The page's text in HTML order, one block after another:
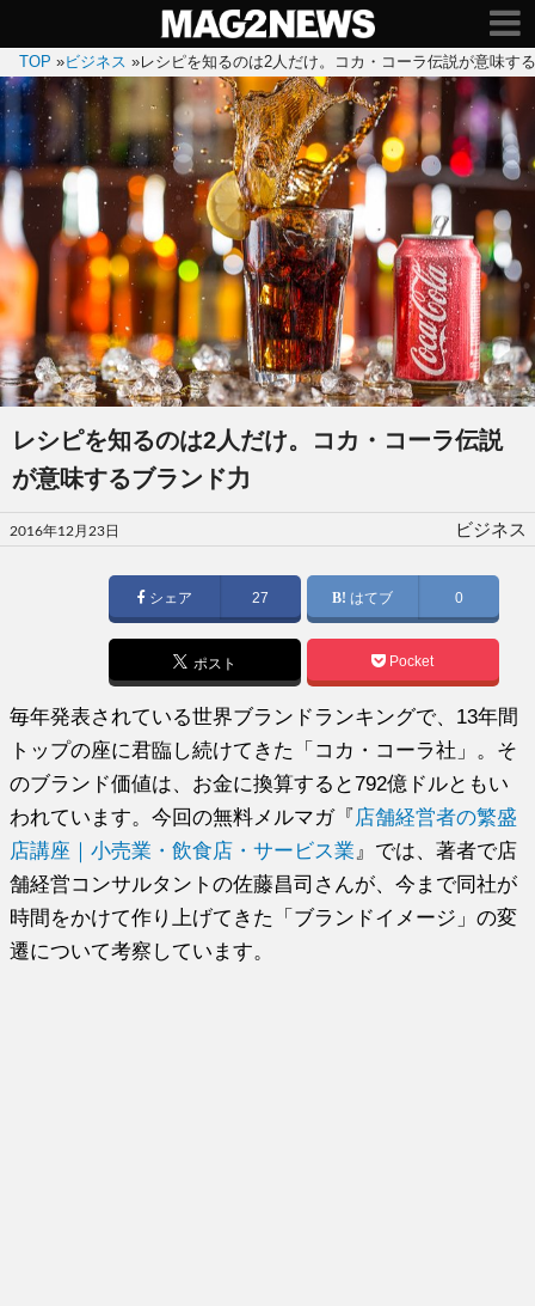
TOP »ビジネス »レシピを知るのは2人だけ。コカ・コーラ伝説が意味す
レシピを知るのは2人だけ。コカ・コーラ伝説
が意味するブランド力
投
稿
2016年12月23日 ビジネス
シェア 27 はてブ 0
ポスト Pocket
毎年発表されている世界ブランドランキングで、13年間
トップの座に君臨し続けてきた「コカ・コーラ社」。そ
のブランド価値は、お金に換算すると792億ドルともい
われています。今回の無料メルマガ『 店舗経営者の繁盛
店講座｜小売業・飲食店・サービス業 』では、著者で店
舗経営コンサルタントの佐藤昌司さんが、今まで同社が
時間をかけて作り上げてきた「ブランドイメージ」の変
遷について考察しています。